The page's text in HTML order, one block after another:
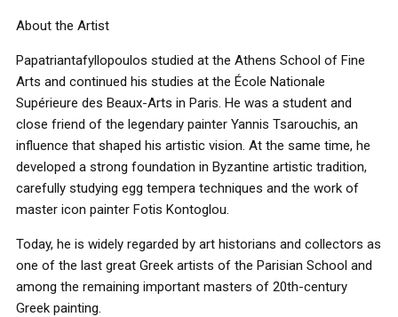
About the Artist
Papatriantafyllopoulos studied at the Athens School of Fine
Arts and continued his studies at the École Nationale
Supérieure des Beaux-Arts in Paris. He was a student and
close friend of the legendary painter Yannis Tsarouchis, an
influence that shaped his artistic vision. At the same time, he
developed a strong foundation in Byzantine artistic tradition,
carefully studying egg tempera techniques and the work of
master icon painter Fotis Kontoglou.
Today, he is widely regarded by art historians and collectors as
one of the last great Greek artists of the Parisian School and
among the remaining important masters of 20th-century
Greek painting.